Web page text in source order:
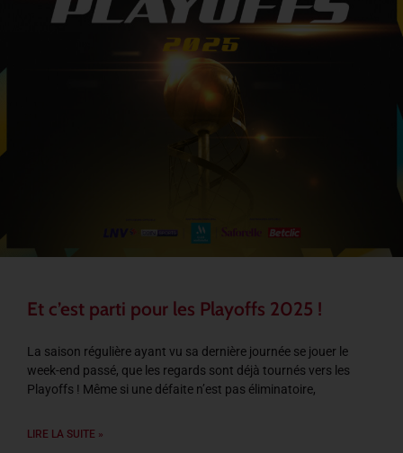
Et c’est parti pour les Playoffs 2025 !
La saison régulière ayant vu sa dernière journée se jouer le
week-end passé, que les regards sont déjà tournés vers les
Playoffs ! Même si une défaite n’est pas éliminatoire,
LIRE LA SUITE »